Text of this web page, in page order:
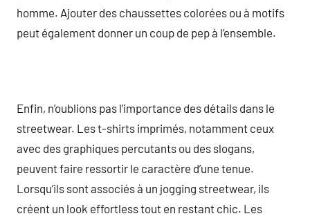
homme. Ajouter des chaussettes colorées ou à motifs
peut également donner un coup de pep à l’ensemble.
Enfin, n’oublions pas l’importance des détails dans le
streetwear. Les t-shirts imprimés, notamment ceux
avec des graphiques percutants ou des slogans,
peuvent faire ressortir le caractère d’une tenue.
Lorsqu’ils sont associés à un jogging streetwear, ils
créent un look effortless tout en restant chic. Les